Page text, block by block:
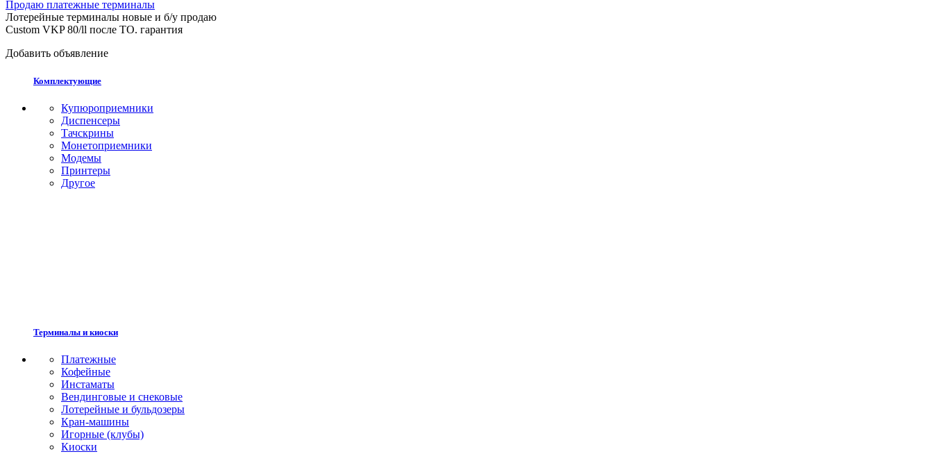
Продаю платежные терминалы
Лотерейные терминалы новые и б/у продаю
Custom VKP 80/ll после ТО. гарантия
Добавить объявление
Комплектующие
Купюроприемники
Диспенсеры
Тачскрины
Монетоприемники
Модемы
Принтеры
Другое
Терминалы и киоски
Платежные
Кофейные
Инстаматы
Вендинговые и снековые
Лотерейные и бульдозеры
Кран-машины
Игорные (клубы)
Киоски